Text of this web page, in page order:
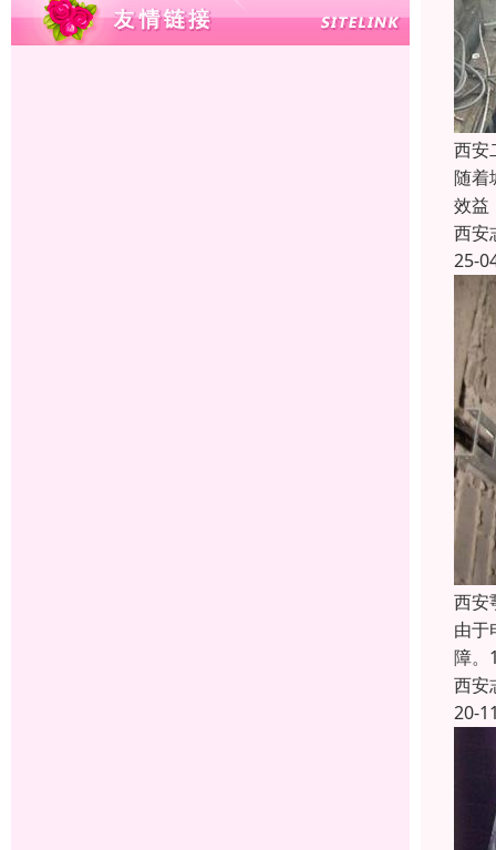
西安
随着
效益
西安
25-
西安
由于
障。
西安
20-